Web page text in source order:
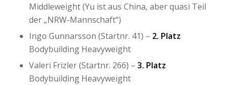
Middleweight (Yu ist aus China, aber quasi Teil
der „NRW-Mannschaft“)
Ingo Gunnarsson (Startnr. 41) – 2. Platz
Bodybuilding Heavyweight
Valeri Frizler (Startnr. 266) – 3. Platz
Bodybuilding Heavyweight